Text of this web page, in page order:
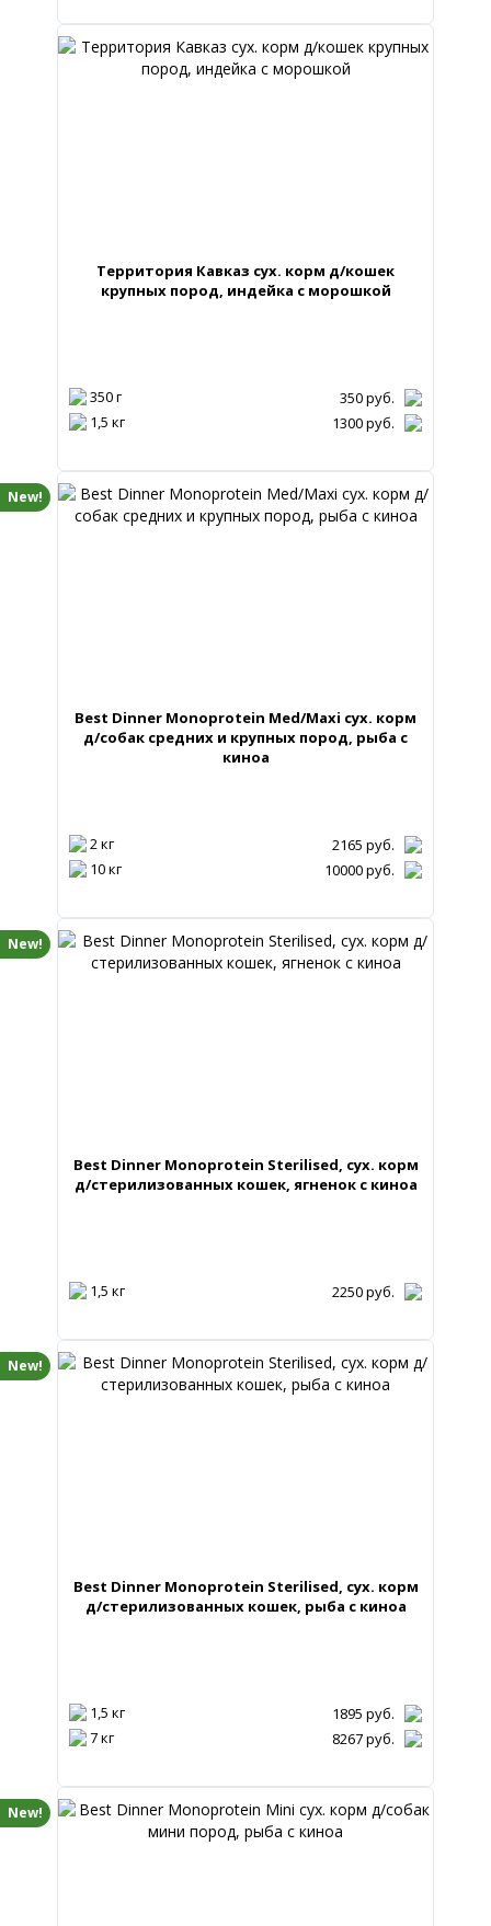
Территория Кавказ сух. корм д/кошек
крупных пород, индейка с морошкой
350 г 350руб.
1,5 кг
1300руб.
New!
Best Dinner Monoprotein Med/Maxi сух. корм
д/собак средних и крупных пород, рыба с
киноа
2 кг 2165 руб.
10 кг
10000руб.
New!
Best Dinner Monoprotein Sterilised, сух. корм
д/стерилизованных кошек, ягненок с киноа
1,5 кг 2250руб.
New!
Best Dinner Monoprotein Sterilised, сух. корм
д/стерилизованных кошек, рыба с киноа
1,5 кг 1895 руб.
7 кг
8267руб.
New!